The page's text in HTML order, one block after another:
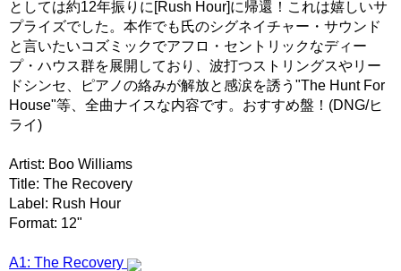
としては約12年振りに[Rush Hour]に帰還！これは嬉しいサ
プライズでした。本作でも氏のシグネイチャー・サウンド
と言いたいコズミックでアフロ・セントリックなディー
プ・ハウス群を展開しており、波打つストリングスやリー
ドシンセ、ピアノの絡みが解放と感涙を誘う"The Hunt For
House"等、全曲ナイスな内容です。おすすめ盤！(DNG/ヒ
ライ)
Artist: Boo Williams
Title: The Recovery
Label: Rush Hour
Format: 12"
A1: The Recovery